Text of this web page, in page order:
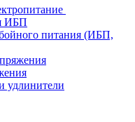
ИБП
питания (ИБП,
удлинители